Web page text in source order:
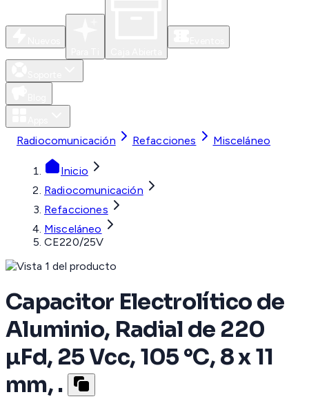
Radiocomunicación Refacciones Misceláneo
Inicio
Radiocomunicación
Refacciones
Misceláneo
CE220/25V
Capacitor Electrolítico de
Aluminio, Radial de 220
µFd, 25 Vcc, 105 °C, 8 x 11
mm, .